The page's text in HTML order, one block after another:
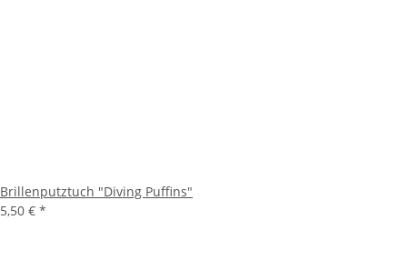
Brillenputztuch "Diving Puffins"
5,50 € *